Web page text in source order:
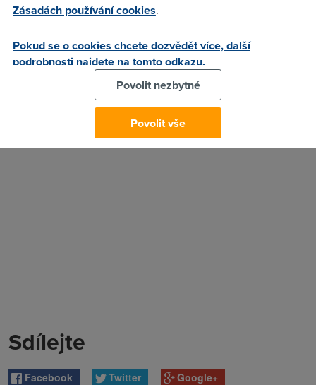
Zatím čekejte na pozvánky od uživatelů, kteří se do sítě už
adreseplus.google.com.
Redakce DSL.cz
Sdílejte
Facebook Twitter Google+
Zásadách používání cookies.
Pokud se o cookies chcete dozvědět více, další
podrobnosti najdete na tomto odkazu.
Povolit nezbytné
Povolit vše